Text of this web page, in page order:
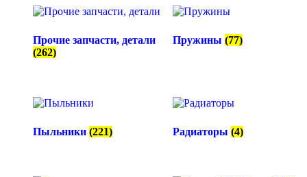
Прочие запчасти, детали
(262)
Пружины (77)
Пыльники (221) Радиаторы (4)